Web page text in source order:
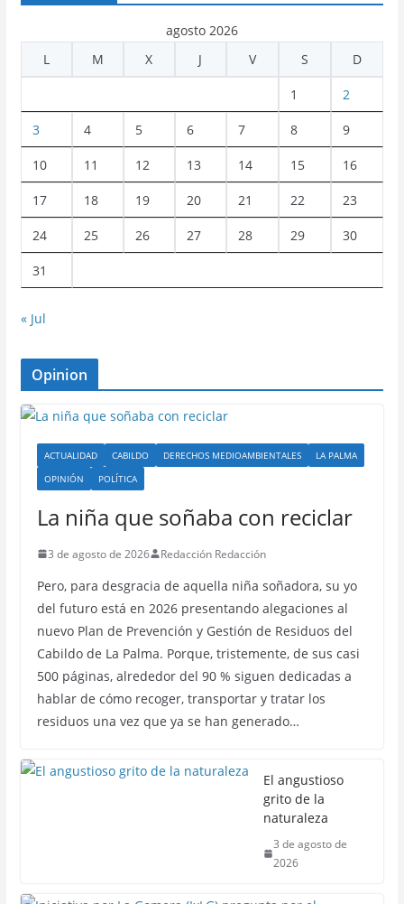
agosto 2026
L
M X J V S D
1 2
3 4 5 6 7 8 9
10 11 12 13 14 15 16
17 18 19 20 21 22 23
24 25 26 27 28 29 30
31
« Jul
Opinion
ACTUALIDAD CABILDO DERECHOS MEDIOAMBIENTALES
LA PALMA
OPINIÓN
POLÍTICA
La niña que soñaba con reciclar
3 de agosto de 2026 Redacción Redacción
Pero, para desgracia de aquella niña soñadora, su yo
del futuro está en 2026 presentando alegaciones al
nuevo Plan de Prevención y Gestión de Residuos del
Cabildo de La Palma. Porque, tristemente, de sus casi
500 páginas, alrededor del 90 % siguen dedicadas a
hablar de cómo recoger, transportar y tratar los
residuos una vez que ya se han generado…
El angustioso
grito de la
naturaleza
3 de agosto de
2026